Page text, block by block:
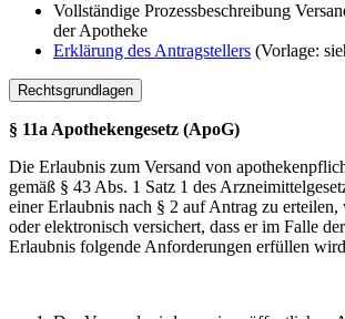
Vollständige Prozessbeschreibung
der Apotheke
Erklärung des Antragstellers (Vorlage:
Rechtsgrundlagen
§ 11a Apothekengesetz (ApoG)
Die Erlaubnis zum Versand von
gemäß § 43 Abs. 1 Satz 1 des
einer Erlaubnis nach § 2 auf Antrag zu
oder elektronisch versichert, dass er im Falle
Erlaubnis folgende Anforderungen erfüllen